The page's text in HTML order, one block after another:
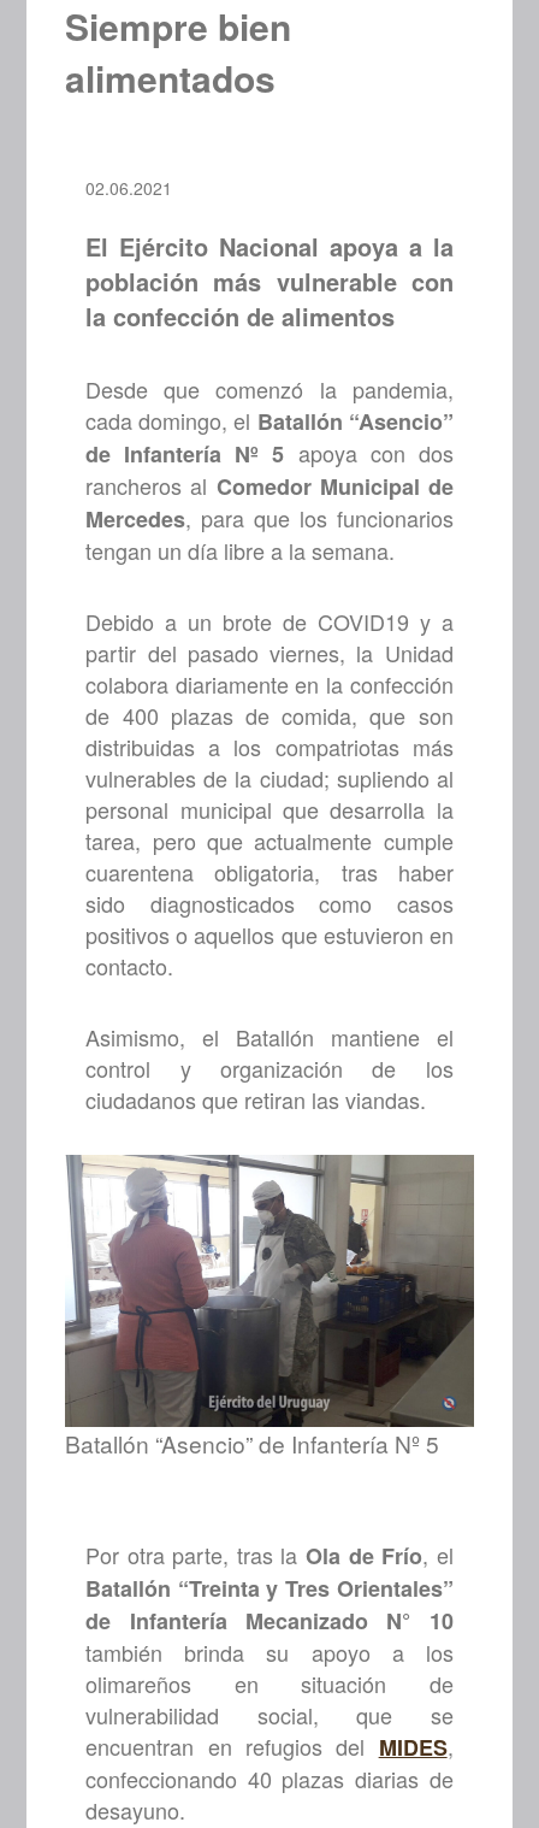
Siempre bien
alimentados
02.06.2021
El Ejército Nacional apoya a la
población más vulnerable con
la confección de alimentos
Desde que comenzó la pandemia,
cada domingo, el Batallón “Asencio”
de Infantería Nº 5 apoya con dos
rancheros al Comedor Municipal de
Mercedes, para que los funcionarios
tengan un día libre a la semana.
Debido a un brote de COVID19 y a
partir del pasado viernes, la Unidad
colabora diariamente en la confección
de 400 plazas de comida, que son
distribuidas a los compatriotas más
vulnerables de la ciudad; supliendo al
personal municipal que desarrolla la
tarea, pero que actualmente cumple
cuarentena obligatoria, tras haber
sido diagnosticados como casos
positivos o aquellos que estuvieron en
contacto.
Asimismo, el Batallón mantiene el
control y organización de los
ciudadanos que retiran las viandas.
Batallón “Asencio” de Infantería Nº 5
Por otra parte, tras laOla de Frío, el
Batallón “Treinta y Tres Orientales”
de Infantería Mecanizado N° 10
también brinda su apoyo a los
olimareños en situación de
vulnerabilidad social, que se
encuentran en refugios del MIDES,
confeccionando 40 plazas diarias de
desayuno.